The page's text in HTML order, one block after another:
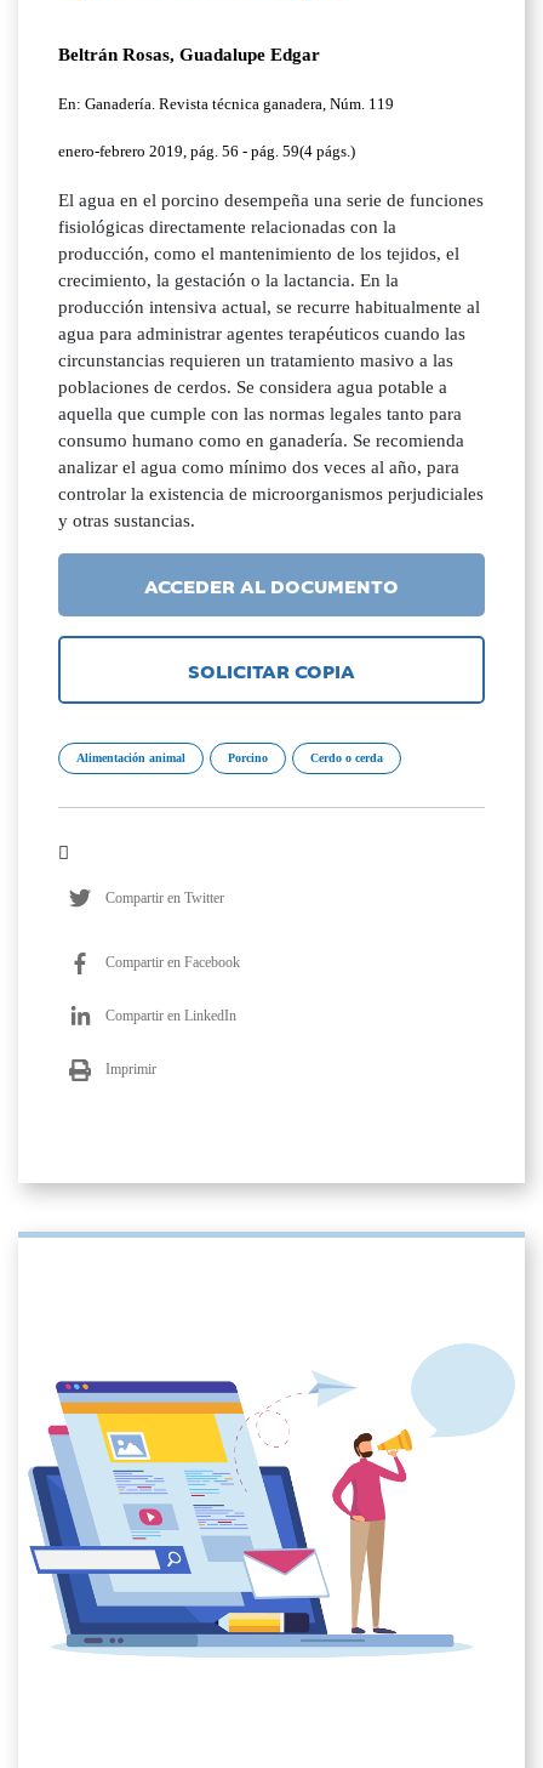
Beltrán Rosas, Guadalupe Edgar
En: Ganadería. Revista técnica ganadera, Núm. 119
enero-febrero 2019, pág. 56 - pág. 59(4 págs.)
El agua en el porcino desempeña una serie de funciones
fisiológicas directamente relacionadas con la
producción, como el mantenimiento de los tejidos, el
crecimiento, la gestación o la lactancia. En la
producción intensiva actual, se recurre habitualmente al
agua para administrar agentes terapéuticos cuando las
circunstancias requieren un tratamiento masivo a las
poblaciones de cerdos. Se considera agua potable a
aquella que cumple con las normas legales tanto para
consumo humano como en ganadería. Se recomienda
analizar el agua como mínimo dos veces al año, para
controlar la existencia de microorganismos perjudiciales
y otras sustancias.
ACCEDER AL DOCUMENTO
SOLICITAR COPIA
Alimentación animal Porcino Cerdo o cerda
Compartir en Twitter
Compartir en Facebook
Compartir en LinkedIn
Imprimir